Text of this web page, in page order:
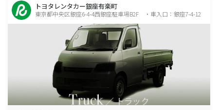
トヨタレンタカー銀座有楽町
東京都中央区銀座6-4-4西銀座駐車場B2F ・車入口：銀座7-4-12